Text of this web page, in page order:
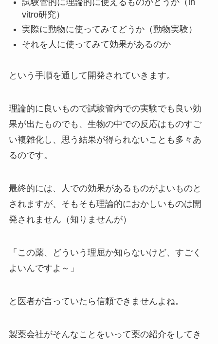
vitro研究）
実際に動物に使ってみてどうか（動物実験）
それを人に使ってみて効果があるのか
という手順を通して開発されていきます。
理論的に良いもので試験管内での実験でも良い効
果が出たものでも、生物の中での反応はものすご
い複雑化し、思う結果が得られないことも多々あ
るのです。
最終的には、人での効果があるものがよいものと
されますが、そもそも理論的におかしいものは開
発されません（知りませんが）
「この薬、どういう理屈か知らないけど、すごく
よいんですよ～」
と医者が言っていたら信頼できませんよね。
製薬会社がそんなことをいって薬の紹介をしてき